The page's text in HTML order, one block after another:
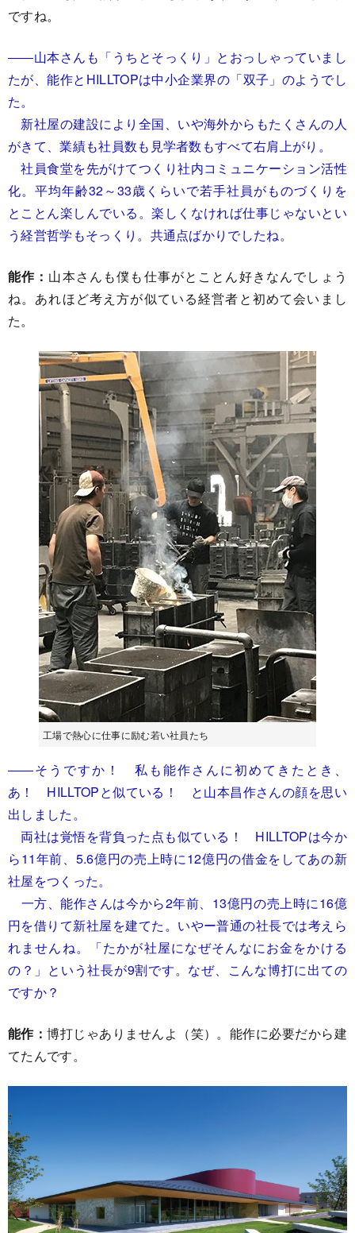
ですね。
――山本さんも「うちとそっくり」とおっしゃっていまし
たが、能作とHILLTOPは中小企業界の「双子」のようでし
た。
新社屋の建設により全国、いや海外からもたくさんの人
がきて、業績も社員数も見学者数もすべて右肩上がり。
社員食堂を先がけてつくり社内コミュニケーション活性
化。平均年齢32～33歳くらいで若手社員がものづくりを
とことん楽しんでいる。楽しくなければ仕事じゃないとい
う経営哲学もそっくり。共通点ばかりでしたね。
能作： 山本さんも僕も仕事がとことん好きなんでしょう
ね。あれほど考え方が似ている経営者と初めて会いまし
た。
工場で熱心に仕事に励む若い社員たち
――そうですか！ 私も能作さんに初めてきたとき、
あ！ HILLTOPと似ている！ と山本昌作さんの顔を思い
出しました。
両社は覚悟を背負った点も似ている！ HILLTOPは今か
ら11年前、5.6億円の売上時に12億円の借金をしてあの新
社屋をつくった。
一方、能作さんは今から2年前、13億円の売上時に16億
円を借りて新社屋を建てた。いやー普通の社長では考えら
れませんね。「たかが社屋になぜそんなにお金をかける
の？」という社長が9割です。なぜ、こんな博打に出ての
ですか？
能作：博打じゃありませんよ（笑）。能作に必要だから建
てたんです。